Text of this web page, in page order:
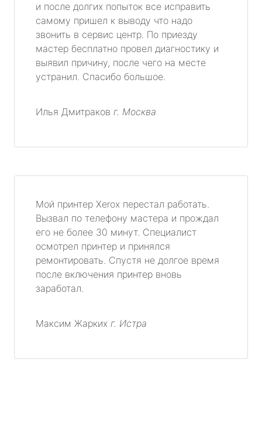
и после долгих попыток все исправить
самому пришел к выводу что надо
звонить в сервис центр. По приезду
мастер бесплатно провел диагностику и
выявил причину, после чего на месте
устранил. Спасибо большое.
Илья Дмитраков г. Москва
Мой принтер Xerox перестал работать.
Вызвал по телефону мастера и прождал
его не более 30 минут. Специалист
осмотрел принтер и принялся
ремонтировать. Спустя не долгое время
после включения принтер вновь
заработал.
Максим Жарких г. Истра